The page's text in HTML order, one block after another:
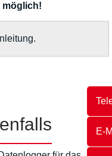
E-
möglich!